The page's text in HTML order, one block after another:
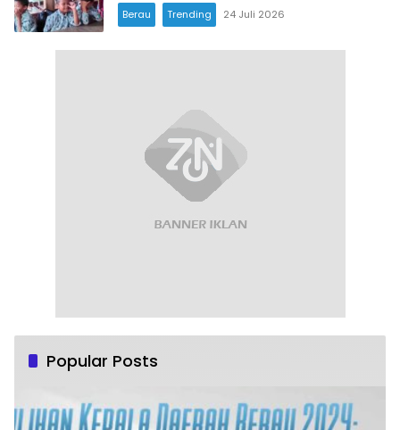
Berau Trending 24 Juli 2026
Popular Posts